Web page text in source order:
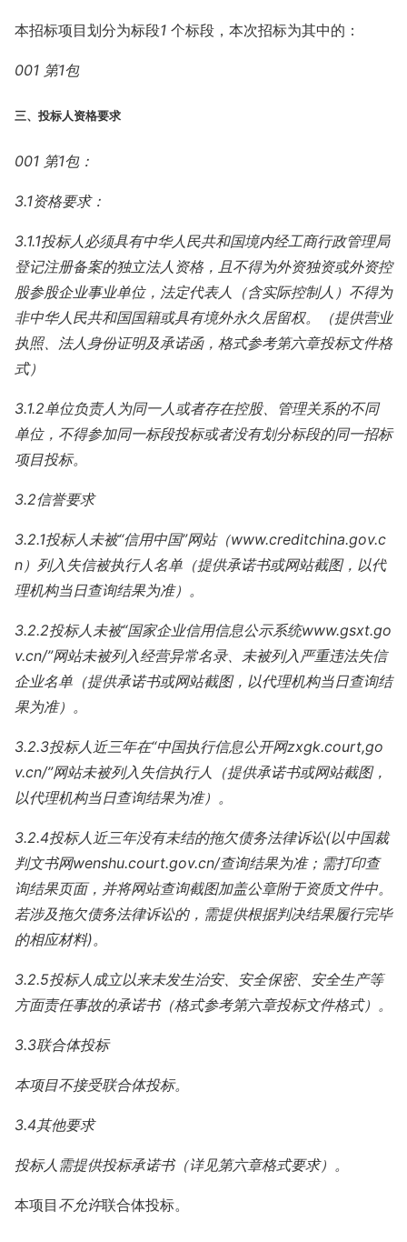
本招标项目划分为标段1 个标段，本次招标为其中的：
001 第1包
三、投标人资格要求
001 第1包：
3.1资格要求：
3.1.1投标人必须具有中华人民共和国境内经工商行政管理局
登记注册备案的独立法人资格，且不得为外资独资或外资控
股参股企业事业单位，法定代表人（含实际控制人）不得为
非中华人民共和国国籍或具有境外永久居留权。（提供营业
执照、法人身份证明及承诺函，格式参考第六章投标文件格
式）
3.1.2单位负责人为同一人或者存在控股、管理关系的不同
单位，不得参加同一标段投标或者没有划分标段的同一招标
项目投标。
3.2信誉要求
3.2.1投标人未被“信用中国”网站（www.creditchina.gov.c
n）列入失信被执行人名单（提供承诺书或网站截图，以代
理机构当日查询结果为准）。
3.2.2投标人未被“国家企业信用信息公示系统www.gsxt.go
v.cn/”网站未被列入经营异常名录、未被列入严重违法失信
企业名单（提供承诺书或网站截图，以代理机构当日查询结
果为准）。
3.2.3投标人近三年在“中国执行信息公开网zxgk.court,go
v.cn/”网站未被列入失信执行人（提供承诺书或网站截图，
以代理机构当日查询结果为准）。
3.2.4投标人近三年没有未结的拖欠债务法律诉讼(以中国裁
判文书网wenshu.court.gov.cn/查询结果为准；需打印查
询结果页面，并将网站查询截图加盖公章附于资质文件中。
若涉及拖欠债务法律诉讼的，需提供根据判决结果履行完毕
的相应材料)。
3.2.5投标人成立以来未发生治安、安全保密、安全生产等
方面责任事故的承诺书（格式参考第六章投标文件格式）。
3.3联合体投标
本项目不接受联合体投标。
3.4其他要求
投标人需提供投标承诺书（详见第六章格式要求）。
本项目 不允许联合体投标。